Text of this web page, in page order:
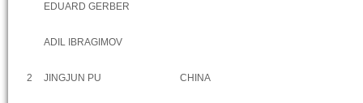
EDUARD GERBER
ADIL IBRAGIMOV
2 JINGJUN PU CHINA